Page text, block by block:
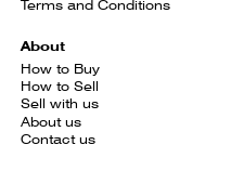
Terms and Conditions
About
How to Buy
How to Sell
Sell with us
About us
Contact us